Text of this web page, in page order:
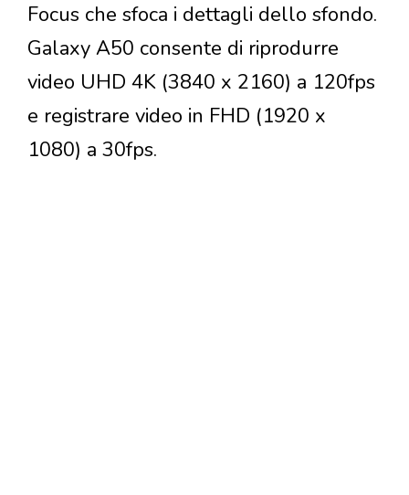
Focus che sfoca i dettagli dello sfondo.
Galaxy A50 consente di riprodurre
video UHD 4K (3840 x 2160) a 120fps
e registrare video in FHD (1920 x
1080) a 30fps.